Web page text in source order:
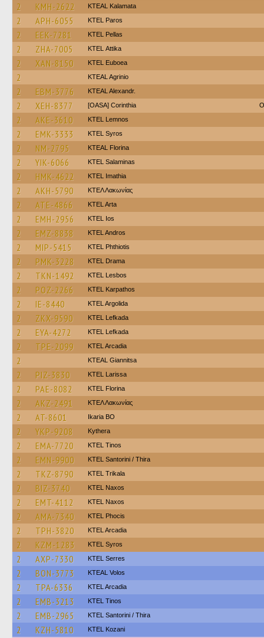
2 KMH-2622 KTEAL Kalamata
2 APH-6055 KTEL Paros
2 EEK-7281 KTEL Pellas
2 ZHA-7005 KΤΕL Αttika
2 XAN-8150 ΚΤΕL Euboea
2 KTEAL Agrinio
2 EBM-3776 KTEAL Alexandr.
2 XEH-8377 [OASA] Corinthia
2 AKE-3610 KTEL Lemnos
2 EMK-3333 KTEL Syros
2 NM-2795 KTEAL Florina
2 YIK-6066 KTEL Salaminas
2 HMK-4622 KTEL Imathia
2 AKH-5790 ΚΤΕΛ Λακωνίας
2 ATE-4866 KTEL Arta
2 EMH-2956 KTEL Ios
2 EMZ-8838 KTEL Andros
2 MIP-5415 ΚΤΕL Phthiotis
2 PMK-3228 KTEL Drama
2 TKN-1492 KTEL Lesbos
2 POZ-2266 ΚΤΕL Karpathos
2 IE-8440 KTEL Argolida
2 ZKX-9590 KTEL Lefkada
2 EYA-4272 KTEL Lefkada
2 TPE-2099 KTEL Arcadia
2 KTEAL Giannitsa
2 PIZ-3830 KTEL Larissa
2 PAE-8082 KTEL Florina
2 AKZ-2491 ΚΤΕΛ Λακωνίας
2 AT-8601 Ikaria BO
2 YKP-9208 Kythera
2 EMA-7720 KTEL Tinos
2 EMN-9900 KTEL Santorini / Thira
2 TKZ-8790 ΚΤΕL Τrikala
2 BIZ-3740 KTEL Naxos
2 EMT-4112 KTEL Naxos
2 AMA-7340 ΚΤΕL Phocis
2 TPH-3820 KTEL Arcadia
2 KZM-1283 KTEL Syros
2 AXP-7330 KTEL Serres
2 BON-3773 KTEAL Volos
2 TPA-6336 KTEL Arcadia
2 EMB-3213 KTEL Tinos
2 EMB-2965 KTEL Santorini / Thira
2 KZH-5810 ΚΤΕL Kozani